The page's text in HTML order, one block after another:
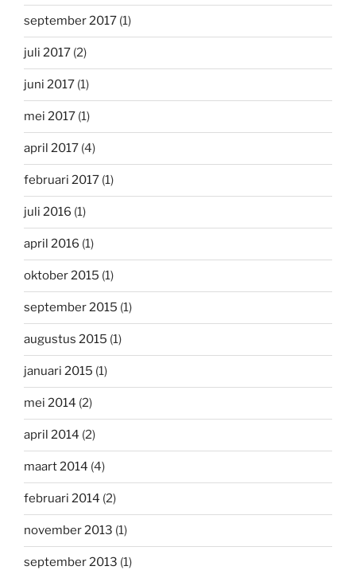
september 2017 (1)
juli 2017 (2)
juni 2017 (1)
mei 2017 (1)
april 2017 (4)
februari 2017 (1)
juli 2016 (1)
april 2016 (1)
oktober 2015 (1)
september 2015 (1)
augustus 2015 (1)
januari 2015 (1)
mei 2014 (2)
april 2014 (2)
maart 2014 (4)
februari 2014 (2)
november 2013 (1)
september 2013 (1)